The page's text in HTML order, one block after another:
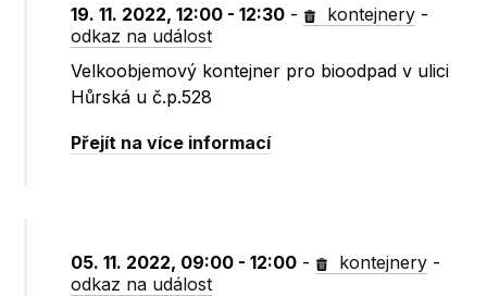
19. 11. 2022, 12:00 - 12:30 - kontejnery -
odkaz na událost
Velkoobjemový kontejner pro bioodpad v ulici
Hůrská u č.p.528
Přejít na více informací
05. 11. 2022, 09:00 - 12:00 - kontejnery -
odkaz na událost